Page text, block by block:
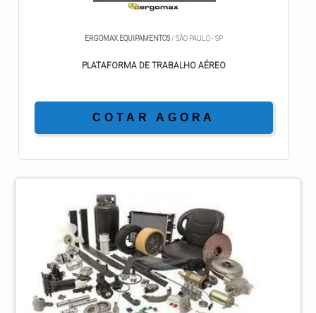
ERGOMAX EQUIPAMENTOS / SÃO PAULO - SP
PLATAFORMA DE TRABALHO AÉREO
COTAR AGORA